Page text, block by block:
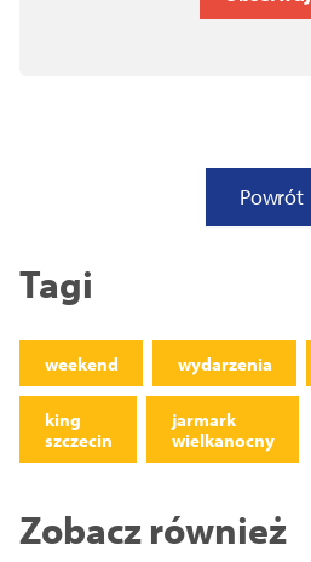
Powrót
Tagi
weekend wydarzenia
king
szczecin
jarmark
wielkanocny
Zobacz również